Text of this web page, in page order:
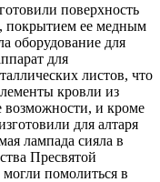
поверхность
покрытием ее медным
оборудование для
для
листов, что
кровли из
возможности, и кроме
для алтаря
лампада сияла в
Пресвятой
помолиться в